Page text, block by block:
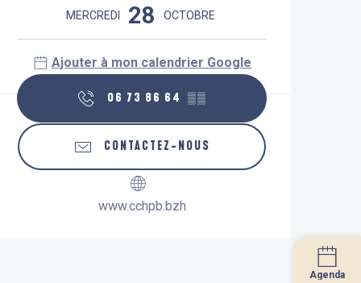
Agenda
MERCREDI 28 OCTOBRE
Ajouter à mon calendrier Google
06 73 86 64 ▒▒
CONTACTEZ-NOUS
www.cchpb.bzh